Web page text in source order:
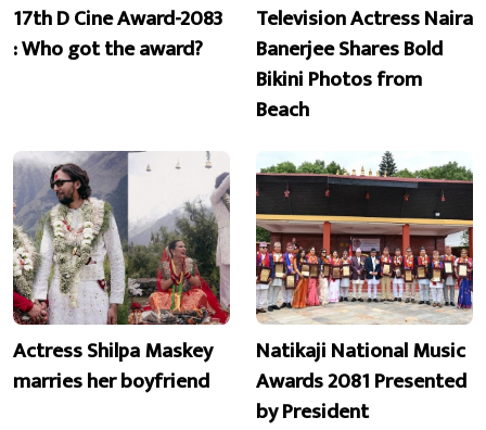
17th D Cine Award-2083
: Who got the award?
Television Actress Naira
Banerjee Shares Bold
Bikini Photos from
Beach
Actress Shilpa Maskey
marries her boyfriend
Natikaji National Music
Awards 2081 Presented
by President